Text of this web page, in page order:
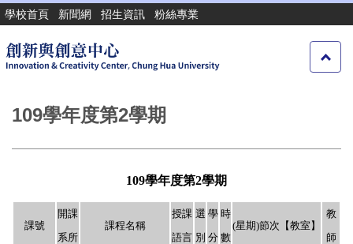
跳
到
主
要
區
學校首頁 新聞網 招生資訊 粉絲專業
109學年度第2學期
109學年度第2學期
課號
開課
系所
課程名稱
授課
語言
選
別
學
分
時
數
(星期)節次【教室】
教
師